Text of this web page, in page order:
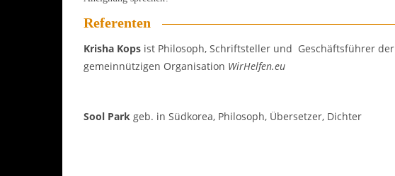
Referenten
Krisha Kops ist Philosoph, Schriftsteller und Geschäftsführer der
gemeinnützigen Organisation WirHelfen.eu
Sool Park geb. in Südkorea, Philosoph, Übersetzer, Dichter